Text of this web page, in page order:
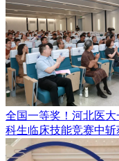
全国一等奖！河北医
科生临床技能竞赛中斩